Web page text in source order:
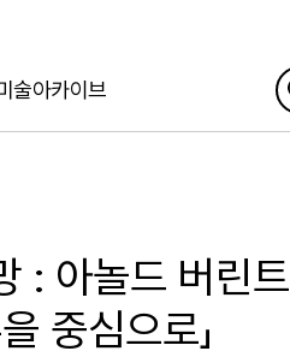
술아카이브
: 아놀드 버린트
중심으로」